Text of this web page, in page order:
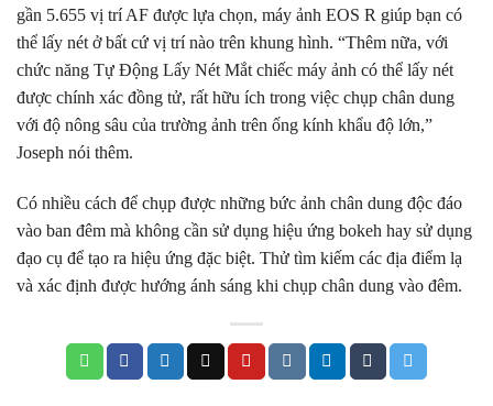
gần 5.655 vị trí AF được lựa chọn, máy ảnh EOS R giúp bạn có
thể lấy nét ở bất cứ vị trí nào trên khung hình. “Thêm nữa, với
chức năng Tự Động Lấy Nét Mắt chiếc máy ảnh có thể lấy nét
được chính xác đồng tử, rất hữu ích trong việc chụp chân dung
với độ nông sâu của trường ảnh trên ống kính khẩu độ lớn,”
Joseph nói thêm.
Có nhiều cách để chụp được những bức ảnh chân dung độc đáo
vào ban đêm mà không cần sử dụng hiệu ứng bokeh hay sử dụng
đạo cụ để tạo ra hiệu ứng đặc biệt. Thử tìm kiếm các địa điểm lạ
và xác định được hướng ánh sáng khi chụp chân dung vào đêm.